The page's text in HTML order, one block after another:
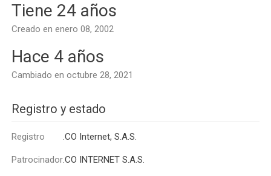
Tiene 24 años
Creado en enero 08, 2002
Hace 4 años
Cambiado en octubre 28, 2021
Registro y estado
Registro .CO Internet, S.A.S.
Patrocinador.CO INTERNET S.A.S.